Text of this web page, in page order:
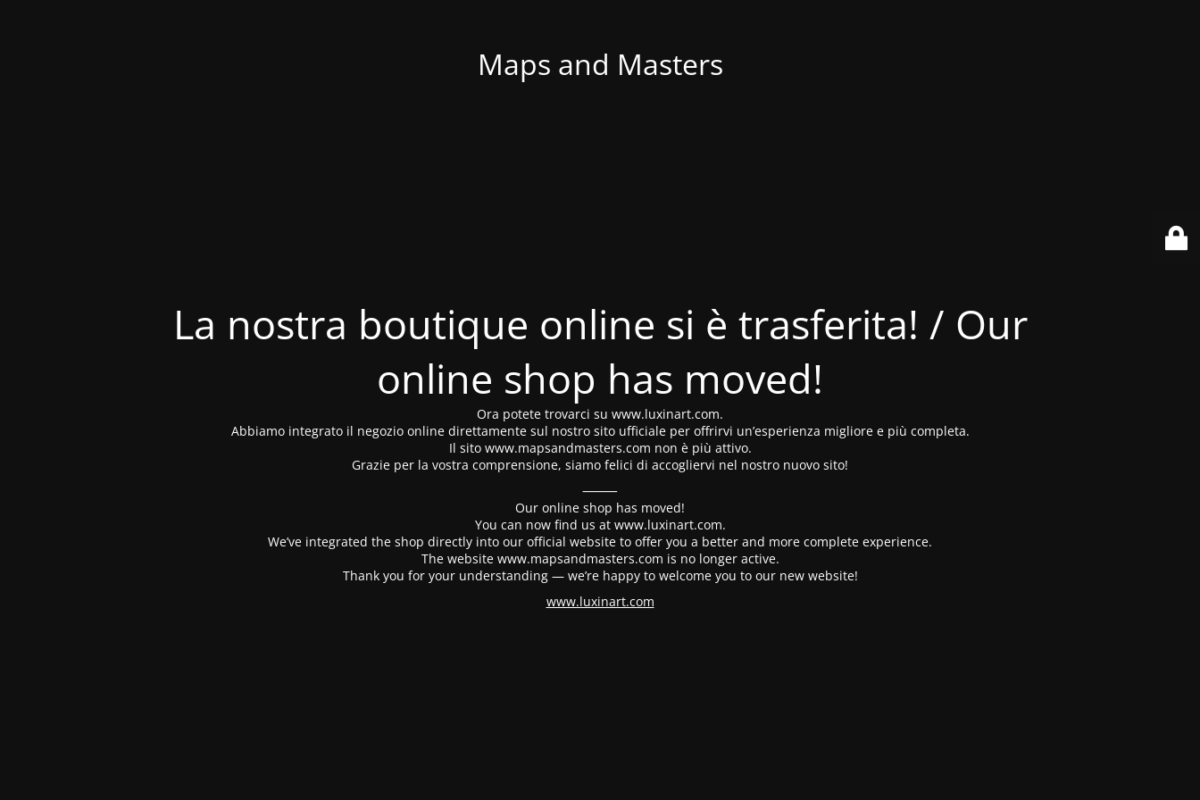
Maps and Masters
La nostra boutique online si è trasferita! / Our
online shop has moved!
Ora potete trovarci su www.luxinart.com.
Abbiamo integrato il negozio online direttamente sul nostro sito ufficiale per offrirvi un’esperienza migliore e più completa.
Il sito www.mapsandmasters.com non è più attivo.
Grazie per la vostra comprensione, siamo felici di accogliervi nel nostro nuovo sito!
⸻
Our online shop has moved!
You can now find us at www.luxinart.com.
We’ve integrated the shop directly into our official website to offer you a better and more complete experience.
The website www.mapsandmasters.com is no longer active.
Thank you for your understanding — we’re happy to welcome you to our new website!
www.luxinart.com